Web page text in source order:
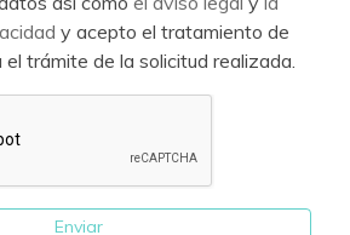
y acepto el tratamiento de
trámite de la solicitud realizada.
Enviar